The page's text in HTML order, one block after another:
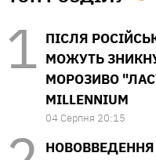
ПІСЛЯ
МОЖУТЬ
МОРОЗИВО
MILLENNIUM
04 Серпня 20:15